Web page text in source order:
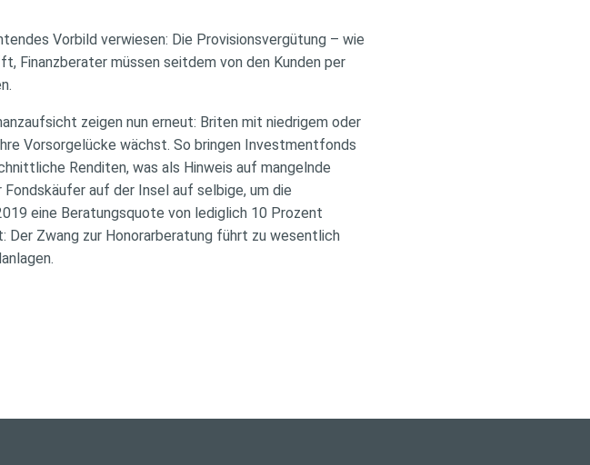
Vorbild verwiesen: Die Provisionsvergütung – wie
Finanzberater müssen seitdem von den Kunden per
zeigen nun erneut: Briten mit niedrigem oder
Vorsorgelücke wächst. So bringen Investmentfonds
Renditen, was als Hinweis auf mangelnde
auf der Insel auf selbige, um die
eine Beratungsquote von lediglich 10 Prozent
Zwang zur Honorarberatung führt zu wesentlich